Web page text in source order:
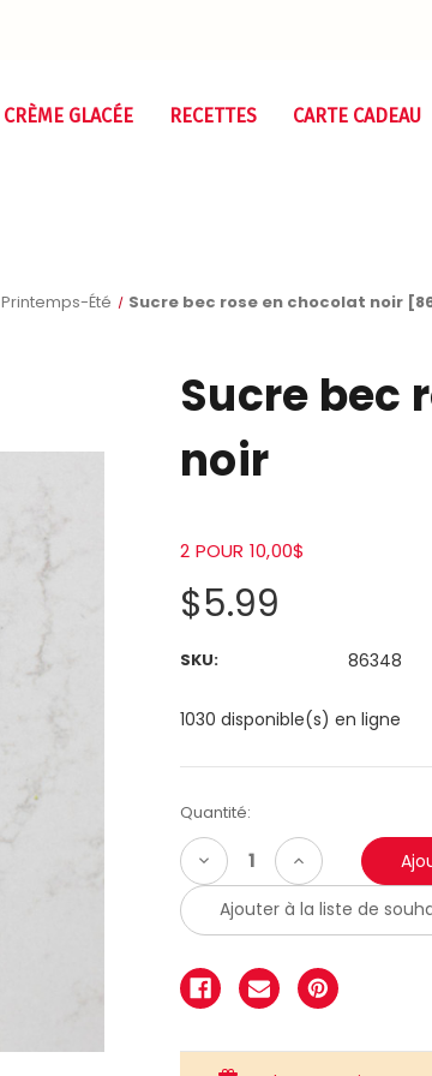
CRÈME GLACÉE RECETTES CARTE CADEAU
Printemps-Été Sucre bec rose en chocolat noir
Sucre bec
noir
2 POUR 10,00$
$5.99
SKU: 86348
1030 disponible(s) en ligne
Quantité:
Diminuer
quantité:
Augmenter
quantité:
Ajouter à la liste de